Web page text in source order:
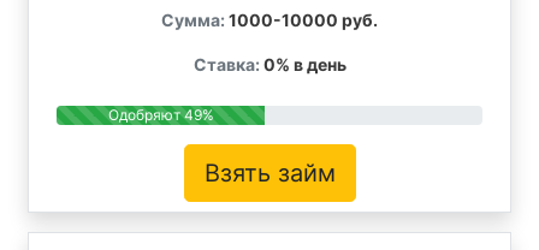
Сумма: 1000-10000 руб.
Ставка: 0% в день
Одобряют 49%
Взять займ